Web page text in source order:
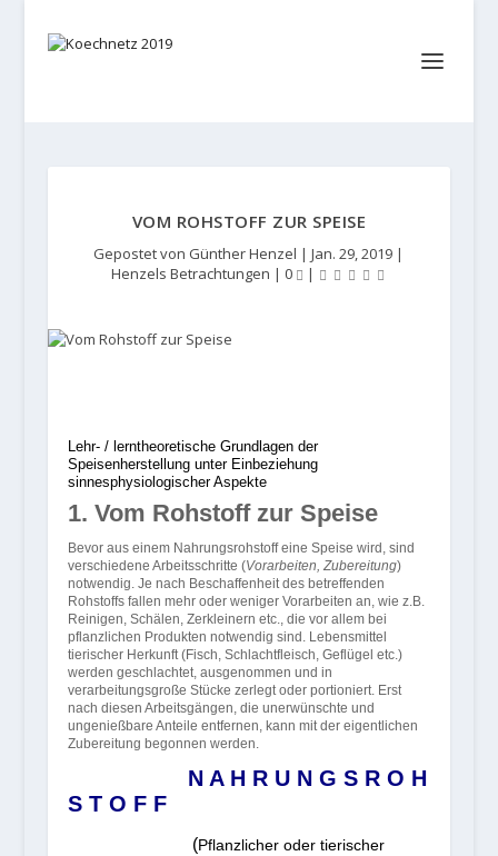
VOM ROHSTOFF ZUR SPEISE
Gepostet von Günther Henzel |Jan. 29, 2019 |
Henzels Betrachtungen | 0 |
Lehr- / lerntheoretische Grundlagen der
Speisenherstellung unter Einbeziehung
sinnesphysiologischer Aspekte
1. Vom Rohstoff zur Speise
Bevor aus einem Nahrungsrohstoff eine Speise wird, sind
verschiedene Arbeitsschritte (Vorarbeiten, Zubereitung)
notwendig. Je nach Beschaffenheit des betreffenden
Rohstoffs fallen mehr oder weniger Vorarbeiten an, wie z.B.
Reinigen, Schälen, Zerkleinern etc., die vor allem bei
pflanzlichen Produkten notwendig sind. Lebensmittel
tierischer Herkunft (Fisch, Schlachtfleisch, Geflügel etc.)
werden geschlachtet, ausgenommen und in
verarbeitungsgroße Stücke zerlegt oder portioniert. Erst
nach diesen Arbeitsgängen, die unerwünschte und
ungenießbare Anteile entfernen, kann mit der eigentlichen
Zubereitung begonnen werden.
N A H R U N G S R O H
S T O F F
(Pflanzlicheroder tierischer